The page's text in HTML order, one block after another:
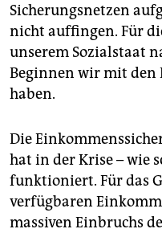
Sicherungsnetzen
nicht auffingen. Für
unserem Sozialstaat
Beginnen wir mit
haben.
Die
hat in der Krise – wie
funktioniert. Für das
verfügbaren
massiven Einbruchs